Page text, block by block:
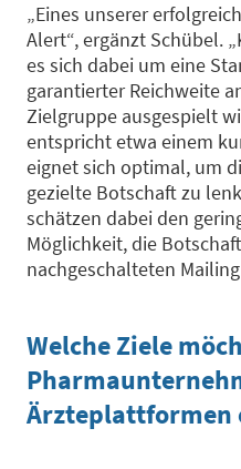
„Eines unserer
Alert“, ergänzt Schübel.
es sich dabei um eine
garantierter Reichweite
Zielgruppe ausgespielt
entspricht etwa einem
eignet sich optimal, um
gezielte Botschaft zu
schätzen dabei den
Möglichkeit, die
nachgeschalteten
WelcheZiele
Ärzteplattformen